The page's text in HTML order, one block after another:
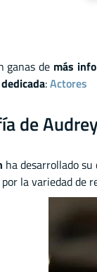
ganas de más
:Actores
de
ha desarrollado
la variedad de